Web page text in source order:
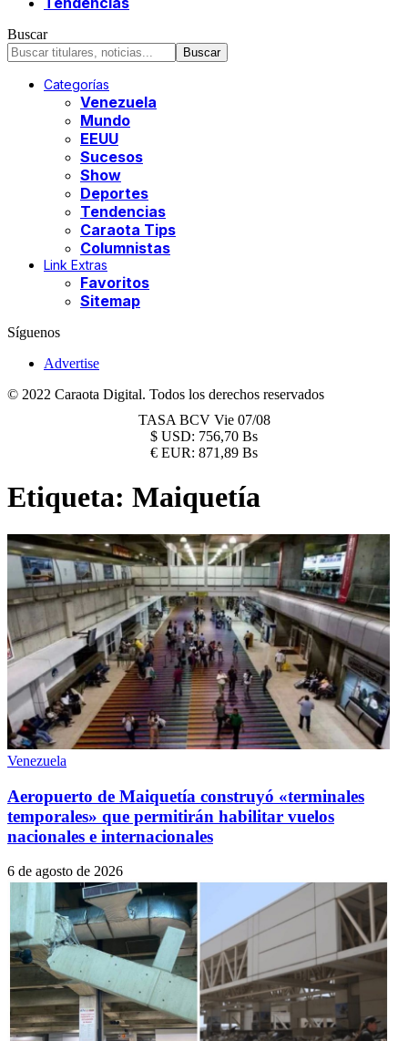
Buscar
Categorías
Venezuela
Mundo
EEUU
Sucesos
Show
Deportes
Tendencias
Caraota Tips
Columnistas
Link Extras
Favoritos
Sitemap
Síguenos
Advertise
© 2022 Caraota Digital. Todos los derechos reservados
TASA BCV Vie 07/08
$ USD: 756,70 Bs
€ EUR: 871,89 Bs
Etiqueta: Maiquetía
Venezuela
Aeropuerto de Maiquetía construyó «terminales
temporales» que permitirán habilitar vuelos
nacionales e internacionales
6 de agosto de 2026